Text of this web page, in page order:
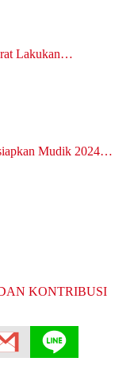
Lakukan…
Mudik 2024…
KONTRIBUSI